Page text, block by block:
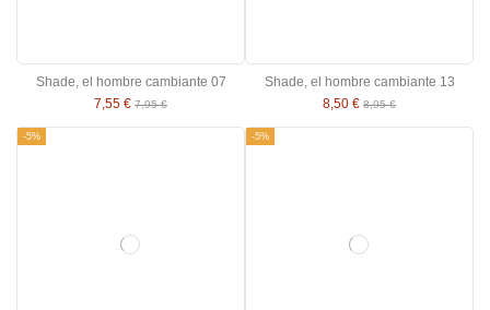
Shade, el hombre cambiante 07
7,55 € 7,95 €
Shade, el hombre cambiante 13
8,50 € 8,95 €
-5% -5%